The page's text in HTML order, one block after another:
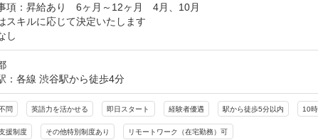
項：昇給あり　6ヶ月～12ヶ月　4月、10月
スキルに応じて決定いたします
し
：各線 渋谷駅から徒歩4分
問 英語力を活かせる 即日スタート 経験者優遇 駅から徒歩5分以内 10
援制度 その他特別制度あり リモートワーク（在宅勤務）可